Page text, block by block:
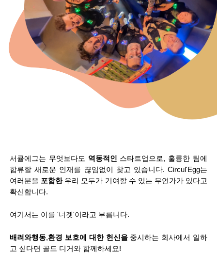
서큘에그는 무엇보다도 역동적인 스타트업으로, 훌륭한 팀에
합류할 새로운 인재를 끊임없이 찾고 있습니다. Circul'Egg는
여러분을 포함한우리 모두가 기여할 수 있는 무언가가 있다고
확신합니다.
여기서는 이를 '너겟'이라고 부릅니다.
배려와행동,환경 보호에 대한 헌신을중시하는 회사에서 일하
고 싶다면 골드 디거와 함께하세요!